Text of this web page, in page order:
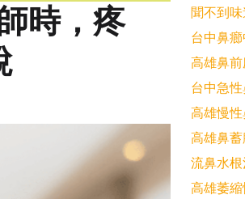
時，疼
聞不到
台中鼻
高雄鼻
台中急
高雄慢
高雄鼻
流鼻水
高雄萎